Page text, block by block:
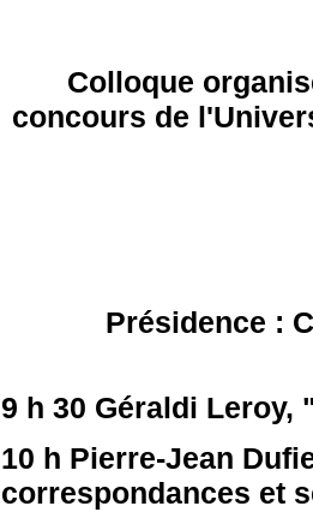
Colloque
concours de
Présidence :
9 h 30 Géraldi Leroy,
10 h Pierre-Jean
correspondances et